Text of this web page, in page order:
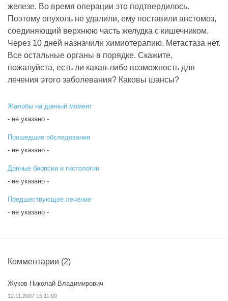
железе. Во время операции это подтвердилось.
Поэтому опухоль не удалили, ему поставили анстомоз,
соединяющий верхнюю часть желудка с кишечником.
Через 10 дней назначили химиотерапию. Метастаза нет.
Все остальные органы в порядке. Скажите,
пожалуйста, есть ли какая-либо возможность для
лечения этого заболевания? Каковы шансы?
Жалобы на данный момент
- не указано -
Прошедшие обследования
- не указано -
Данные биопсии и гистологии
- не указано -
Предшествующее лечение
- не указано -
Комментарии (2)
Жуков Николай Владимирович
12.11.2007 15:11:00